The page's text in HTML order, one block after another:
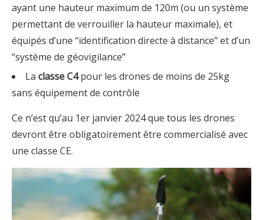
ayant une hauteur maximum de 120m (ou un système
permettant de verrouiller la hauteur maximale), et
équipés d’une “identification directe à distance” et d’un
“système de géovigilance”
La classe C4pour les drones de moins de 25kg
sans équipement de contrôle
Ce n’est qu’au 1er janvier 2024 que tous les drones
devront être obligatoirement être commercialisé avec
une classe CE.